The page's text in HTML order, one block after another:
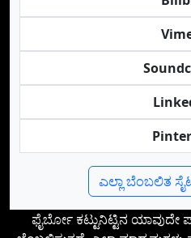
ಎಲ್ಲಾ ಬೆಂಬಲಿತ
ಫೈರ್ಬೋ ಕಟ್ಟುನಿಟ್ಟಿನ ಯಾವುದೇ